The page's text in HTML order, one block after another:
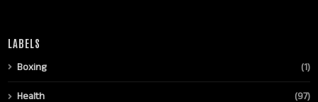
LABELS
Boxing (1)
Health (97)